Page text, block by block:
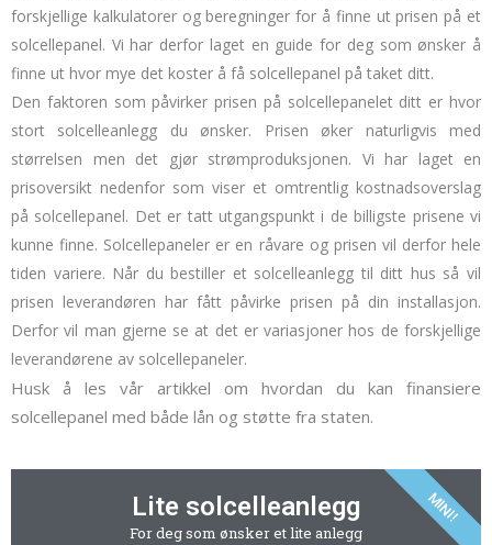
forskjellige kalkulatorer og beregninger for å finne ut prisen på et
solcellepanel. Vi har derfor laget en guide for deg som ønsker å
finne ut hvor mye det koster å få solcellepanel på taket ditt.
Den faktoren som påvirker prisen på solcellepanelet ditt er hvor
stort solcelleanlegg du ønsker.
Prisen øker naturligvis med
størrelsen men det gjør strømproduksjonen. Vi har laget en
prisoversikt nedenfor som viser et omtrentlig kostnadsoverslag
på solcellepanel. Det er tatt utgangspunkt i de billigste prisene vi
kunne finne. Solcellepaneler er en råvare og prisen vil derfor hele
tiden variere. Når du bestiller et solcelleanlegg til ditt hus så vil
prisen leverandøren har fått påvirke prisen på din installasjon.
Derfor vil man gjerne se at det er variasjoner hos de forskjellige
leverandørene av solcellepaneler.
Husk å les vår artikkel om hvordan du kan finansiere
solcellepanel med både lån og støtte fra staten.
Lite solcelleanlegg
For deg som ønsker et lite anlegg
MINI!